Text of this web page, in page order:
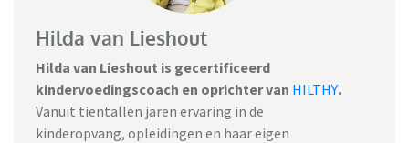
Hilda van Lieshout
Hilda van Lieshout is gecertificeerd
kindervoedingscoach en oprichter van HILTHY.
Vanuit tientallen jaren ervaring in de
kinderopvang, opleidingen en haar eigen